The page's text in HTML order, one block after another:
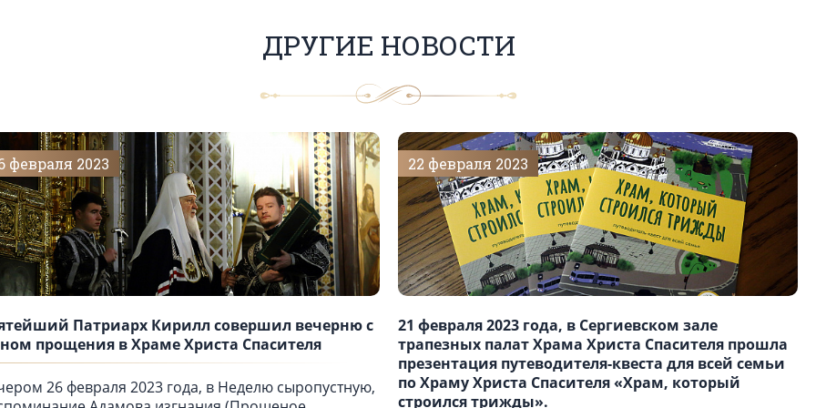
ДРУГИЕ НОВОСТИ
февраля 2023
Патриарх Кирилл совершил вечерню с
прощения в Храме Христа Спасителя
26 февраля 2023 года, в Неделю сыропустную,
22 февраля 2023
21 февраля 2023 года, в Сергиевском зале
трапезных палат Храма Христа Спасителя прошла
презентация путеводителя-квеста для всей семьи
по Храму Христа Спасителя «Храм, который
строился трижды».